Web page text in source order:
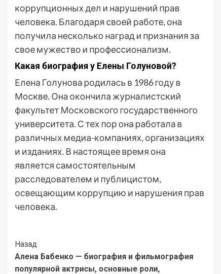
коррупционных дел и нарушений прав
человека. Благодаря своей работе, она
получила несколько наград и признания за
свое мужество и профессионализм.
Какая биография у Елены Голуновой?
Елена Голунова родилась в 1986 году в
Москве. Она окончила журналистский
факультет Московского государственного
университета. С тех пор она работала в
различных медиа-компаниях, организациях
и изданиях. В настоящее время она
является самостоятельным
расследователем и публицистом,
освещающим коррупцию и нарушения прав
человека.
Post
Navigation
Назад
Алена Бабенко — биография и фильмография
популярной актрисы, основные роли,